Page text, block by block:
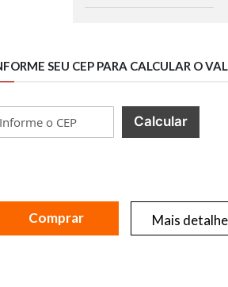
SEU CEP PARA CALCULAR O
Calcular
Comprar Mais